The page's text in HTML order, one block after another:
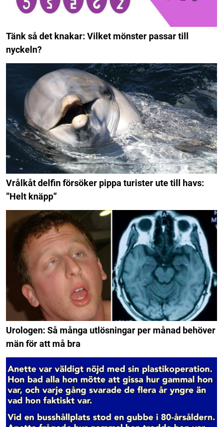
Tänk så det knakar: Vilket mönster passar till
nyckeln?
Vrålkåt delfin försöker pippa turister ute till havs:
”Helt knäpp”
Urologen: Så många utlösningar per månad behöver
män för att må bra